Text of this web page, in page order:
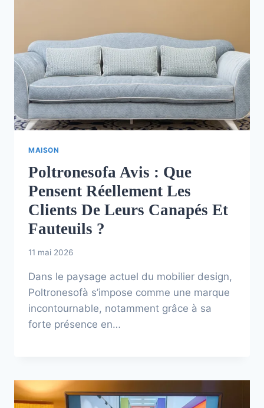
MAISON
Poltronesofa Avis : Que
Pensent Réellement Les
Clients De Leurs Canapés Et
Fauteuils ?
11 mai 2026
Dans le paysage actuel du mobilier design,
Poltronesofà s’impose comme une marque
incontournable, notamment grâce à sa
forte présence en…